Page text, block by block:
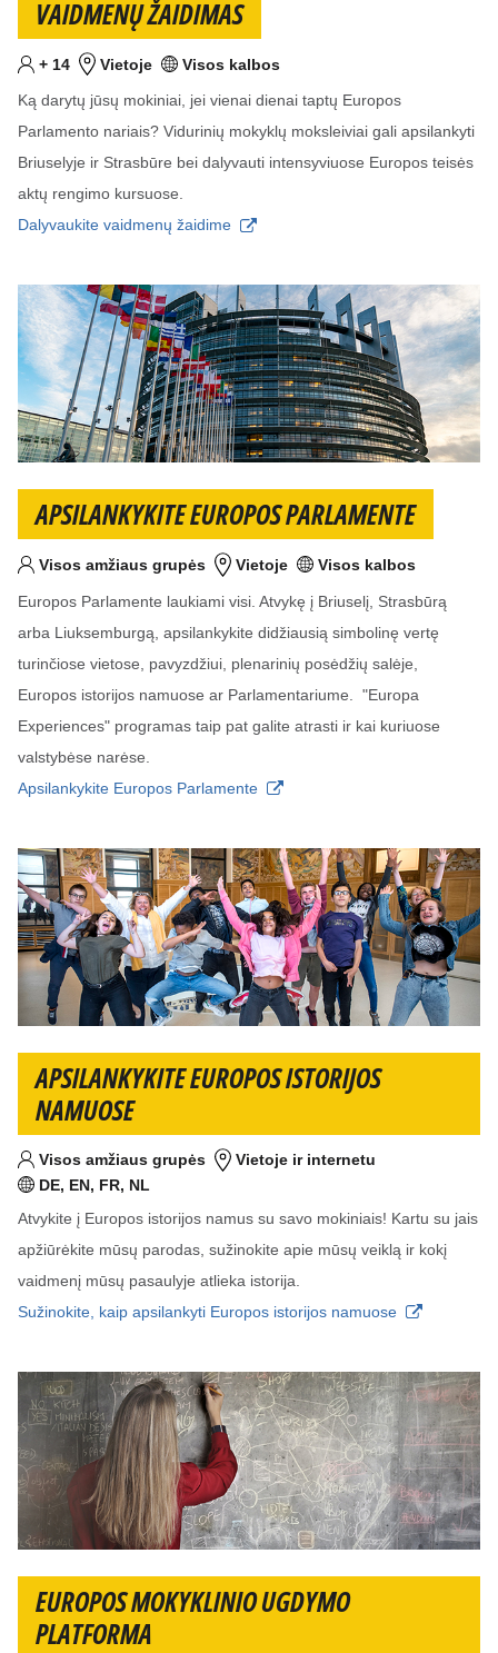
VAIDMENŲ ŽAIDIMAS
Tikslinis am?ius
Mažiausiai
+ 14metai
VietaVietoje Kalba (-os)
Visos kalbos
Ką darytų jūsų mokiniai, jei vienai dienai taptų Europos
Parlamento nariais? Vidurinių mokyklų moksleiviai gali apsilankyti
Briuselyje ir Strasbūre bei dalyvauti intensyviuose Europos teisės
aktų rengimo kursuose.
Dalyvaukite vaidmenų žaidime
APSILANKYKITE EUROPOS PARLAMENTE
Tikslinis am?ius
Visos amžiaus grupės VietaVietoje Kalba (-os)
Visos kalbos
Europos Parlamente laukiami visi. Atvykę į Briuselį, Strasbūrą
arba Liuksemburgą, apsilankykite didžiausią simbolinę vertę
turinčiose vietose, pavyzdžiui, plenarinių posėdžių salėje,
Europos istorijos namuose ar Parlamentariume. "Europa
Experiences" programas taip pat galite atrasti ir kai kuriuose
valstybėse narėse.
Apsilankykite Europos Parlamente
APSILANKYKITE EUROPOS ISTORIJOS
NAMUOSE
Tikslinis am?ius
Visos amžiaus grupės VietaVietoje ir internetu
Kalba (-os)
DE, EN, FR, NL
Atvykite į Europos istorijos namus su savo mokiniais! Kartu su jais
apžiūrėkite mūsų parodas, sužinokite apie mūsų veiklą ir kokį
vaidmenį mūsų pasaulyje atlieka istorija.
Sužinokite, kaip apsilankyti Europos istorijos namuose
EUROPOS MOKYKLINIO UGDYMO
PLATFORMA